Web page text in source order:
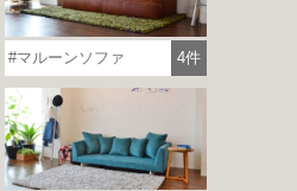
マルーンソファ 4件